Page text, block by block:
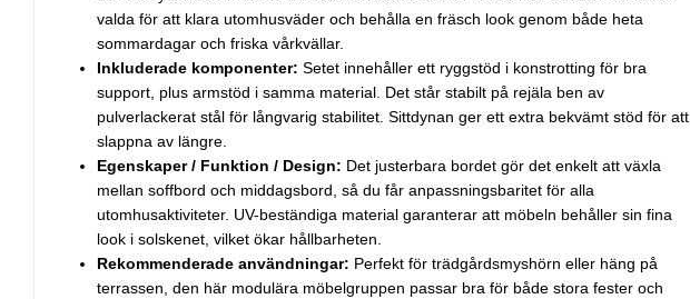
valda för att klara utomhusväder och behålla en fräsch look genom både heta
sommardagar och friska vårkvällar.
Inkluderade komponenter: Setet innehåller ett ryggstöd i konstrotting för bra
support, plus armstöd i samma material. Det står stabilt på rejäla ben av
pulverlackerat stål för långvarig stabilitet. Sittdynan ger ett extra bekvämt stöd för att
slappna av längre.
Egenskaper / Funktion / Design: Det justerbara bordet gör det enkelt att växla
mellan soffbord och middagsbord, så du får anpassningsbaritet för alla
utomhusaktiviteter. UV-beständiga material garanterar att möbeln behåller sin fina
look i solskenet, vilket ökar hållbarheten.
Rekommenderade användningar: Perfekt för trädgårdsmyshörn eller häng på
terrassen, den här modulära möbelgruppen passar bra för både stora fester och